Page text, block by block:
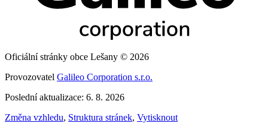
Oficiální stránky obce Lešany © 2026
Provozovatel Galileo Corporation s.r.o.
Poslední aktualizace: 6. 8. 2026
Změna vzhledu, Struktura stránek, Vytisknout